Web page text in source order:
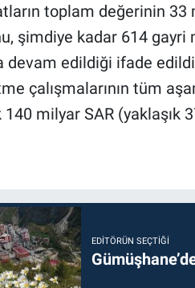
toplam değerinin 33
şimdiye kadar 614 gayri
devam edildiği ifade
çalışmalarının tüm
140 milyar SAR
EDITÖRÜN SEÇTIĞI